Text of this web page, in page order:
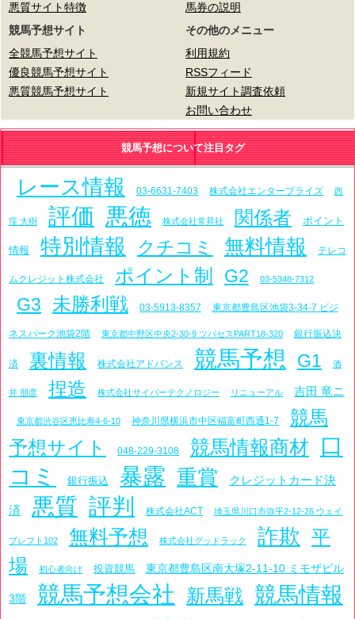
悪質サイト特徴
馬券の説明
競馬予想サイト
全競馬予想サイト
優良競馬予想サイト
悪質競馬予想サイト
その他のメニュー
利用規約
RSSフィード
新規サイト調査依頼
お問い合わせ
競馬予想について注目タグ
レース情報 03-6631-7403 株式会社エンタープライズ 西
窪 大樹 評価 悪徳 株式会社常昇社 関係者 ポイント
情報 特別情報 クチコミ 無料情報 テレコ
ムクレジット株式会社 ポイント制 G2 03-5348-7312
G3 未勝利戦 03-5913-8357 東京都豊島区池袋3-34-7 ビジ
ネスパーク池袋2階 東京都中野区中央2-30-9 ツバセスPART18-320 銀行振込決
済 裏情報 株式会社アドバンス 競馬予想 G1 酒
井 朋彦 捏造 株式会社サイバーテクノロジー リニューアル 吉田 竜ニ
東京都渋谷区恵比寿4-6-10 神奈川県横浜市中区福富町西通1-7
競馬
予想サイト
048-229-3108 競馬情報商材
口
コミ
銀行振込 暴露 重賞 クレジットカード決
済 悪質 評判 株式会社ACT 埼玉県川口市弥平2-12-26 ウェイ
ブレフト102 無料予想 株式会社グッドラック 詐欺 平
場
初心者向け 投資競馬 東京都豊島区南大塚2-11-10 ミモザビル
3階 競馬予想会社 新馬戦 競馬情報